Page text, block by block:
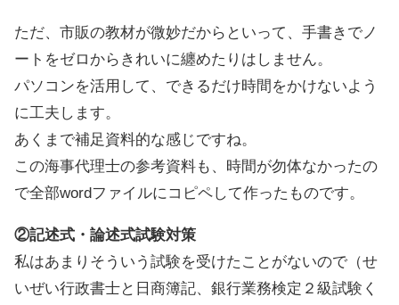
ただ、市販の教材が微妙だからといって、手書きでノ
ートをゼロからきれいに纏めたりはしません。
パソコンを活用して、できるだけ時間をかけないよう
に工夫します。
あくまで補足資料的な感じですね。
この海事代理士の参考資料も、時間が勿体なかったの
で全部wordファイルにコピペして作ったものです。
②記述式・論述式試験対策
私はあまりそういう試験を受けたことがないので（せ
いぜい行政書士と日商簿記、銀行業務検定２級試験く